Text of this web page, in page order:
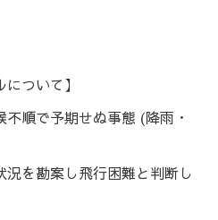
ついて】
順で予期せぬ事態 (降雨・
を勘案し飛行困難と判断し